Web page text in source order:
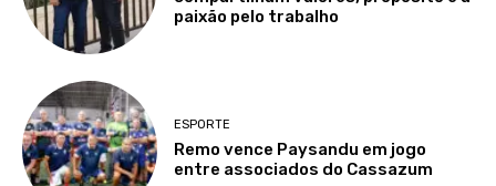
paixão pelo trabalho
ESPORTE
Remo vence Paysandu em jogo
entre associados do Cassazum